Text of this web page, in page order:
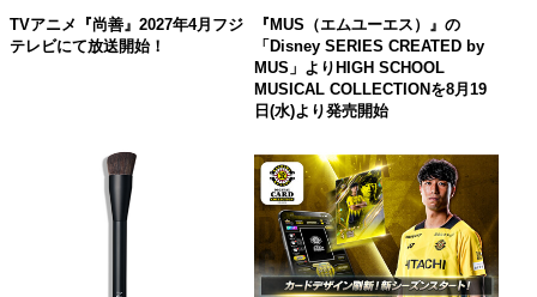
TVアニメ『尚善』2027年4月フジ
テレビにて放送開始！
『MUS（エムユーエス）』の
「Disney SERIES CREATED by
MUS」よりHIGH SCHOOL
MUSICAL COLLECTIONを8月19
日(水)より発売開始